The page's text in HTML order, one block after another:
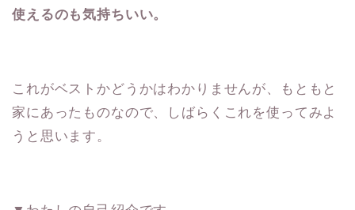
使えるのも気持ちいい。
これがベストかどうかはわかりませんが、もともと
家にあったものなので、しばらくこれを使ってみよ
うと思います。